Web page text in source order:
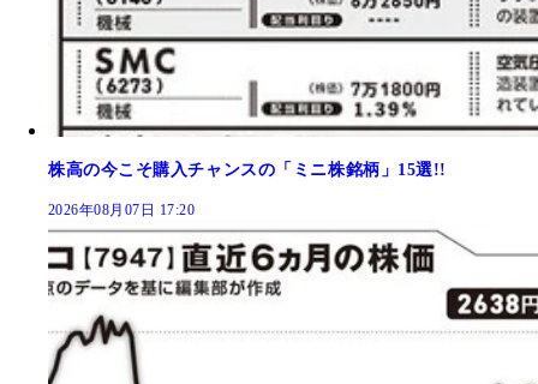
株高の今こそ購入チャンスの「ミニ株銘柄」15選!!
2026年08月07日 17:20